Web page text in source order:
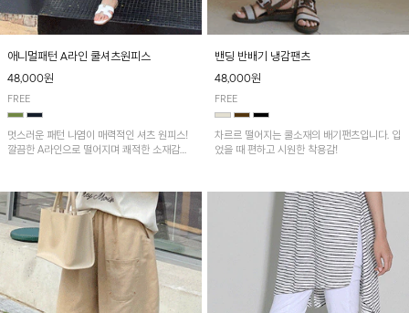
애니멀패턴 A라인 쿨셔츠원피스
48,000원
FREE
멋스러운 패턴 나염이 매력적인 셔츠 원피스!
깔끔한 A라인으로 떨어지며 쾌적한 소재감으
밴딩 반배기 냉감팬츠
48,000원
FREE
차르르 떨어지는 쿨소재의 배기팬츠입니다. 입
었을 때 편하고 시원한 착용감!